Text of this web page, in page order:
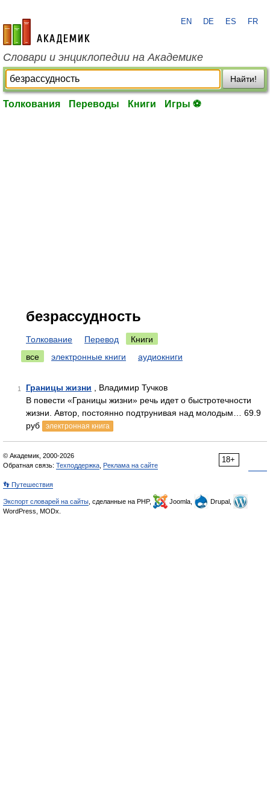
academic.ru
EN DE ES FR
Словари и энциклопедии на Академике
Найти!
Толкования Переводы Книги Игры ⚽
безрассудность
Толкование Перевод
Книги
все
электронные книги аудиокниги
1 Границы жизни , Владимир Тучков
В повести «Границы жизни» речь идет о быстротечности
жизни. Автор, постоянно подтрунивая над молодым… 69.9
руб
электронная книга
18+
© Академик, 2000-2026
Обратная связь: Техподдержка Реклама на сайте
👣 Путешествия
Экспорт словарей на сайты , сделанные на PHP, Joomla,
Drupal,
WordPress, MODx.